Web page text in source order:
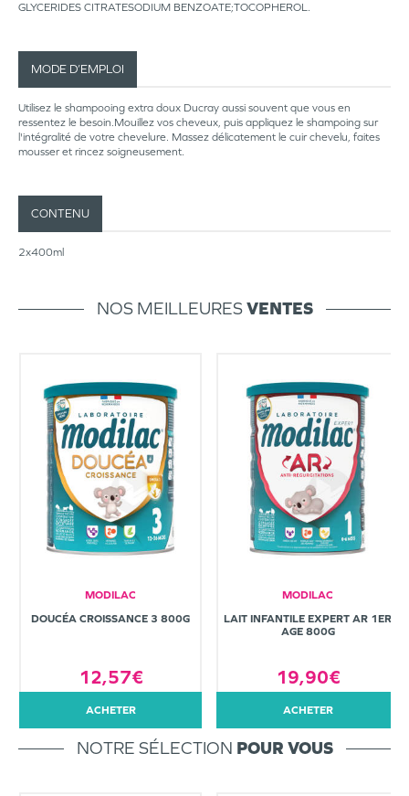
GLYCERIDES CITRATESODIUM BENZOATE;TOCOPHEROL.
MODE D’EMPLOI
Utilisez le shampooing extra doux Ducray aussi souvent que vous en
ressentez le besoin.Mouillez vos cheveux, puis appliquez le shampoing sur
l'intégralité de votre chevelure. Massez délicatement le cuir chevelu, faites
mousser et rincez soigneusement.
CONTENU
2x400ml
NOS MEILLEURESVENTES
MODILAC
DOUCÉA CROISSANCE 3 800G
12,57€
ACHETER
MODILAC
LAIT INFANTILE EXPERT AR 1ER
AGE 800G
19,90€
ACHETER
NOTRE SÉLECTION POUR VOUS